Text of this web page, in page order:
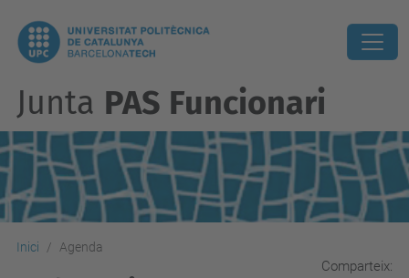
Junta PAS Funcionari
Inici Agenda
Comparteix: